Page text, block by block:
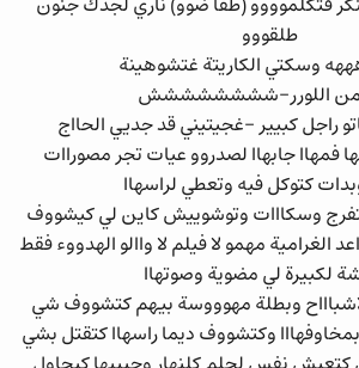
فتكلموووو (طفا ضوو) ناري لجدك جنون
طلقووو
وسكتي الكاريتة غتشوهينة
من اللورر-شششششششش
راجل كبيير –غجيتيني قد جديي الحااج
فمهاا جابهاا لصدروو عيات تجر مصوراات
كتوكل فيه وتعطي لراسهاا
وسكااات وتوشوييش كاين لي كيشووف
الغرامية مهمو لا فيلم لا واالو الهدووء فقط
لكبيرة لي مضوية وصوتهاا
وبطلة مهوووسة بيهم كتشووف شي
وكتشووف ديما راسهاا كتقتل بشي